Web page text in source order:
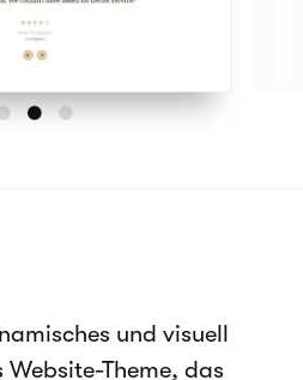
und visuell
Theme, das